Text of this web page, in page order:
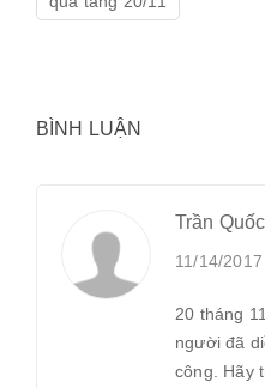
BÌNH LUẬN
Trần
11/14/
20 tháng
người đã
công. Hãy